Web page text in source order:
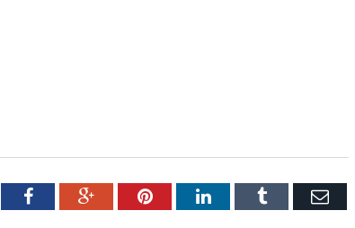
FacebookGoogle+PinterestLinkedInTumblr